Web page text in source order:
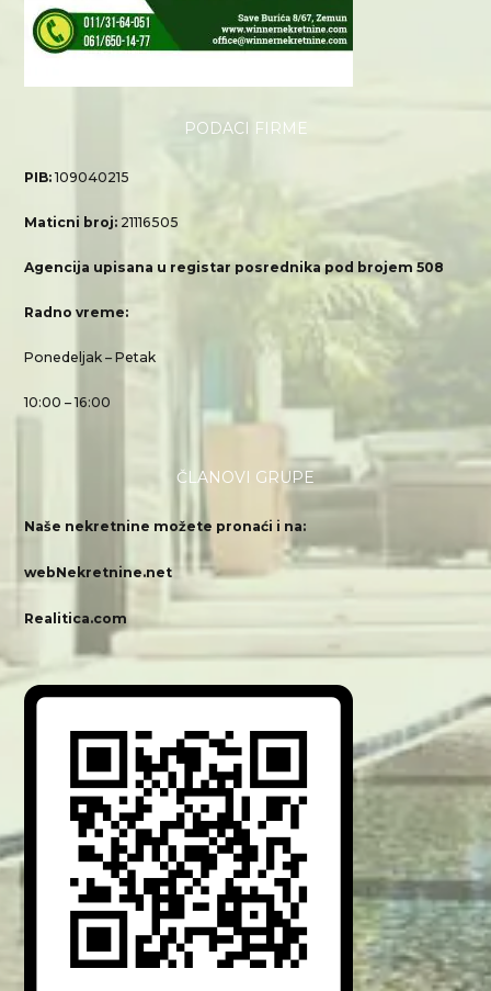
PODACI FIRME
PIB:109040215
Maticni broj: 21116505
Agencija upisana u registar posrednika pod brojem 508
Radno vreme:
Ponedeljak – Petak
10:00 – 16:00
ČLANOVI GRUPE
Naše nekretnine možete pronaći i na:
webNekretnine.net
Realitica.com